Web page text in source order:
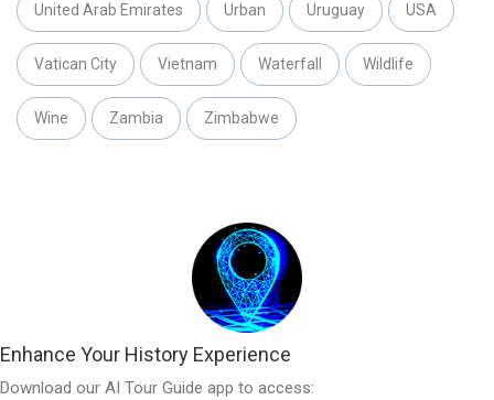
United Arab Emirates Urban Uruguay USA
Vatican City Vietnam Waterfall Wildlife
Wine Zambia Zimbabwe
Enhance Your History Experience
Download our AI Tour Guide app to access: